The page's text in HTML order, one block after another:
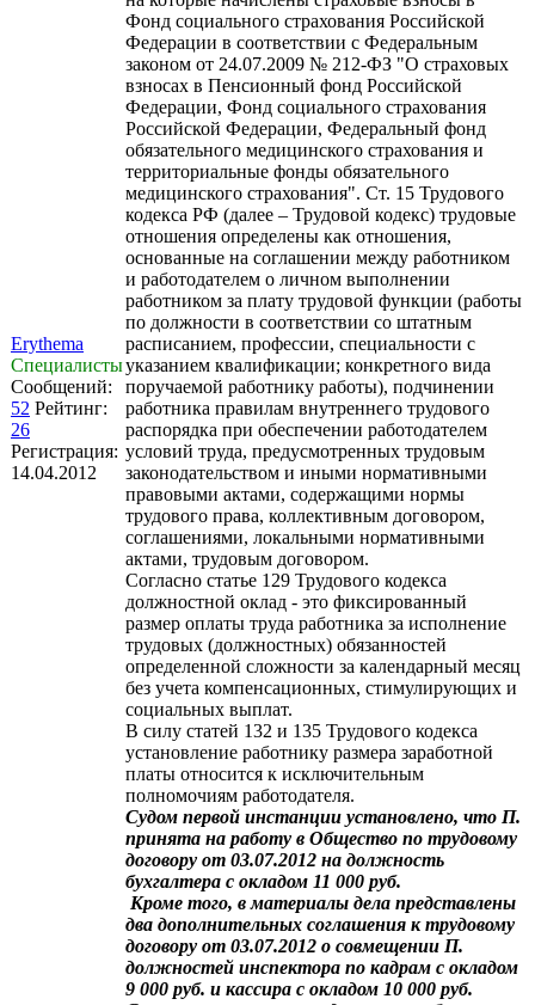
Erythema
Специалисты
Сообщений:
52 Рейтинг:
26
Регистрация:
14.04.2012
Фонд социального страхования Российской
Федерации в соответствии с Федеральным
законом от 24.07.2009 № 212-ФЗ "О страховых
взносах в Пенсионный фонд Российской
Федерации, Фонд социального страхования
Российской Федерации, Федеральный фонд
обязательного медицинского страхования и
территориальные фонды обязательного
медицинского страхования". Ст. 15 Трудового
кодекса РФ (далее – Трудовой кодекс) трудовые
отношения определены как отношения,
основанные на соглашении между работником
и работодателем о личном выполнении
работником за плату трудовой функции (работы
по должности в соответствии со штатным
расписанием, профессии, специальности с
указанием квалификации; конкретного вида
поручаемой работнику работы), подчинении
работника правилам внутреннего трудового
распорядка при обеспечении работодателем
условий труда, предусмотренных трудовым
законодательством и иными нормативными
правовыми актами, содержащими нормы
трудового права, коллективным договором,
соглашениями, локальными нормативными
актами, трудовым договором.
Согласно статье 129 Трудового кодекса
должностной оклад - это фиксированный
размер оплаты труда работника за исполнение
трудовых (должностных) обязанностей
определенной сложности за календарный месяц
без учета компенсационных, стимулирующих и
социальных выплат.
В силу статей 132 и 135 Трудового кодекса
установление работнику размера заработной
платы относится к исключительным
полномочиям работодателя.
Судом первой инстанции установлено, что П.
принята на работу в Общество по трудовому
договору от 03.07.2012 на должность
бухгалтера с окладом 11 000 руб.
Кроме того, в материалы дела представлены
два дополнительных соглашения к трудовому
договору от 03.07.2012 о совмещении П.
должностей инспектора по кадрам с окладом
9 000 руб. и кассира с окладом 10 000 руб.